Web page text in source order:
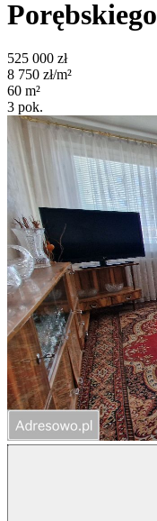
Porębskiego
525 000 zł
8 750 zł/m²
60 m²
3 pok.